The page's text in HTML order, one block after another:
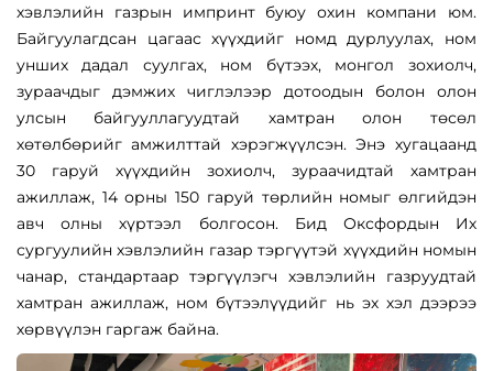
хэвлэлийн газрын импринт буюу охин компани юм.
Байгуулагдсан цагаас хүүхдийг номд дурлуулах, ном
унших дадал суулгах, ном бүтээх, монгол зохиолч,
зураачдыг дэмжих чиглэлээр дотоодын болон олон
улсын байгууллагуудтай хамтран олон төсөл
хөтөлбөрийг амжилттай хэрэгжүүлсэн. Энэ хугацаанд
30 гаруй хүүхдийн зохиолч, зураачидтай хамтран
ажиллаж, 14 орны 150 гаруй төрлийн номыг өлгийдэн
авч олны хүртээл болгосон. Бид Оксфордын Их
сургуулийн хэвлэлийн газар тэргүүтэй хүүхдийн номын
чанар, стандартаар тэргүүлэгч хэвлэлийн газруудтай
хамтран ажиллаж, ном бүтээлүүдийг нь эх хэл дээрээ
хөрвүүлэн гаргаж байна.